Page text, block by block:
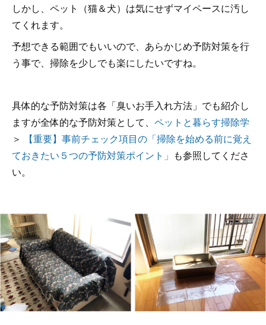
しかし、ペット（猫＆犬）は気にせずマイペースに汚し
てくれます。
予想できる範囲でもいいので、あらかじめ予防対策を行
う事で、掃除を少しでも楽にしたいですね。
具体的な予防対策は各「臭いお手入れ方法」でも紹介し
ますが全体的な予防対策として、 ペットと暮らす掃除学
＞
【重要】事前チェック項目の「掃除を始める前に覚え
ておきたい５つの予防対策ポイント」 も参照してくださ
い。